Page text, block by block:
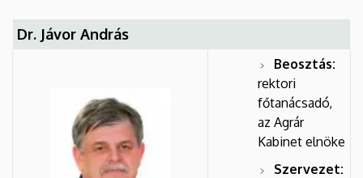
Dr. Jávor András
Beosztás:
rektori
főtanácsadó,
az Agrár
Kabinet elnöke
Szervezet: